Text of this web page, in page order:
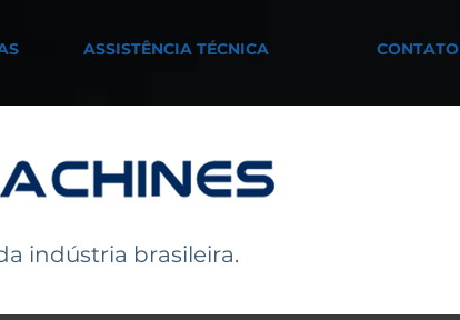
ASSISTÊNCIA TÉCNICA CONTATO
indústria brasileira.